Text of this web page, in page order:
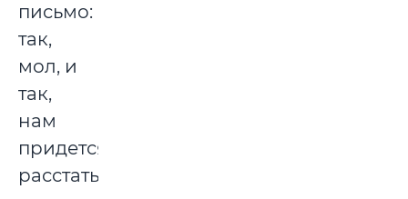
письмо:
так,
мол, и
так,
нам
придется
расстаться.